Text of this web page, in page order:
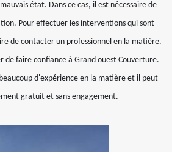
état. Dans ce cas, il est nécessaire de
Pour effectuer les interventions qui sont
de contacter un professionnel en la matière.
de faire confiance à Grand ouest Couverture.
d'expérience en la matière et il peut
gratuit et sans engagement.